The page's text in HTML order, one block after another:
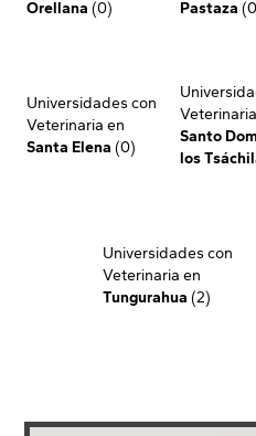
Orellana (0) Pastaza
Universidades con
Veterinaria en
Santa Elena (0)
Santo
los
Universidades con
Veterinaria en
Tungurahua (2)